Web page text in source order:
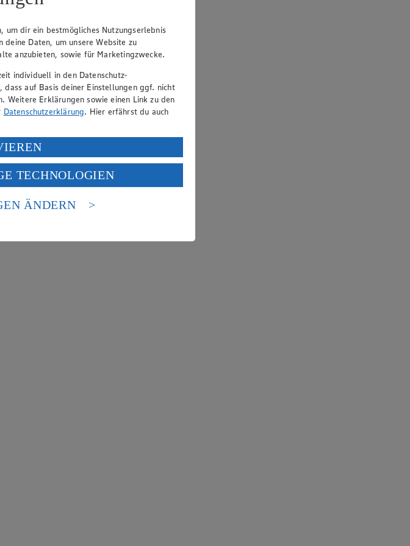
um dir ein bestmögliches Nutzungserlebnis
Daten, um unsere Website zu
anzubieten, sowie für Marketingzwecke.
individuell in den Datenschutz-
auf Basis deiner Einstellungen ggf. nicht
Weitere Erklärungen sowie einen Link zu den
Datenschutzerklärung. Hier erfährst du auch
den USA durch Facebook und YouTube:
des Art. 49 Abs. 1 Satz 1 lit. a) DSGVO
Der EuGH sieht die USA als Land mit
Datenschutzniveau an. Es besteht das
TECHNOLOGIEN
ÄNDERN